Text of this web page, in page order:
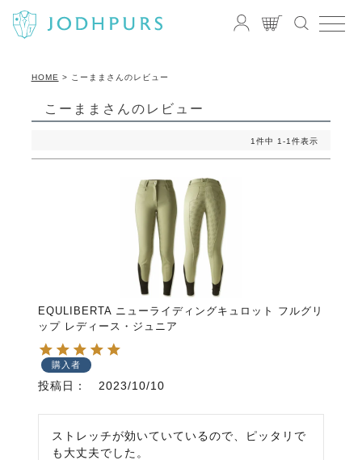
HOME こーままさんのレビュー
こーままさんのレビュー
1件中 1-1件表示
EQULIBERTA ニューライディングキュロット フルグリ
ップ レディース・ジュニア
購入者
投稿日 2023/10/10
ストレッチが効いていているので、ピッタリで
も大丈夫でした。